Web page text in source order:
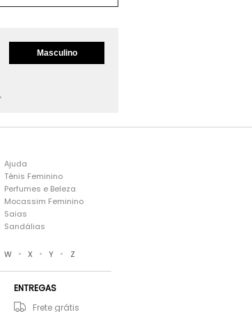
Masculino
Ajuda
Tênis Feminino
Perfumes e Beleza
Mocassim Feminino
Saias
Sandálias
W • X • Y • Z
ENTREGAS
Frete grátis